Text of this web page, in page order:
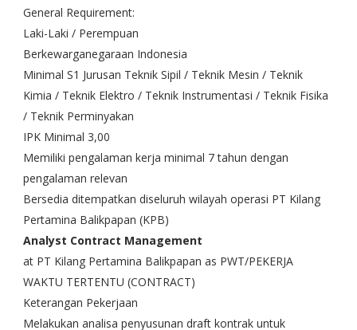
General Requirement:
Laki-Laki / Perempuan
Berkewarganegaraan Indonesia
Minimal S1 Jurusan Teknik Sipil / Teknik Mesin / Teknik
Kimia / Teknik Elektro / Teknik Instrumentasi / Teknik Fisika
/ Teknik Perminyakan
IPK Minimal 3,00
Memiliki pengalaman kerja minimal 7 tahun dengan
pengalaman relevan
Bersedia ditempatkan diseluruh wilayah operasi PT Kilang
Pertamina Balikpapan (KPB)
Analyst Contract Management
at PT Kilang Pertamina Balikpapan as PWT/PEKERJA
WAKTU TERTENTU (CONTRACT)
Keterangan Pekerjaan
Melakukan analisa penyusunan draft kontrak untuk